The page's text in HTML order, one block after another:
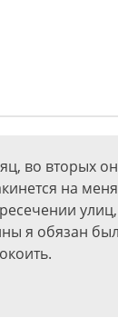
во вторых
на
я обязан был